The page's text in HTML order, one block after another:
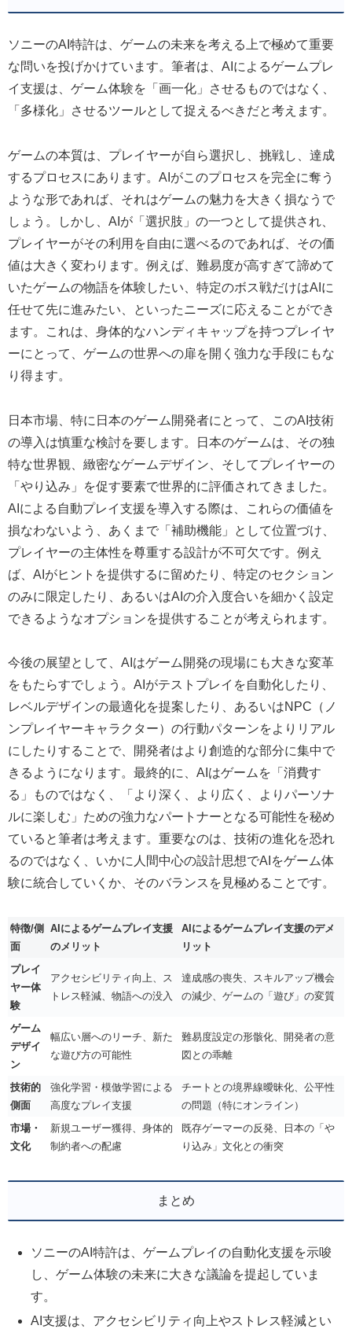
ソニーのAI特許は、ゲームの未来を考える上で極めて重要
な問いを投げかけています。筆者は、AIによるゲームプレ
イ支援は、ゲーム体験を「画一化」させるものではなく、
「多様化」させるツールとして捉えるべきだと考えます。
ゲームの本質は、プレイヤーが自ら選択し、挑戦し、達成
するプロセスにあります。AIがこのプロセスを完全に奪う
ような形であれば、それはゲームの魅力を大きく損なうで
しょう。しかし、AIが「選択肢」の一つとして提供され、
プレイヤーがその利用を自由に選べるのであれば、その価
値は大きく変わります。例えば、難易度が高すぎて諦めて
いたゲームの物語を体験したい、特定のボス戦だけはAIに
任せて先に進みたい、といったニーズに応えることができ
ます。これは、身体的なハンディキャップを持つプレイヤ
ーにとって、ゲームの世界への扉を開く強力な手段にもな
り得ます。
日本市場、特に日本のゲーム開発者にとって、このAI技術
の導入は慎重な検討を要します。日本のゲームは、その独
特な世界観、緻密なゲームデザイン、そしてプレイヤーの
「やり込み」を促す要素で世界的に評価されてきました。
AIによる自動プレイ支援を導入する際は、これらの価値を
損なわないよう、あくまで「補助機能」として位置づけ、
プレイヤーの主体性を尊重する設計が不可欠です。例え
ば、AIがヒントを提供するに留めたり、特定のセクション
のみに限定したり、あるいはAIの介入度合いを細かく設定
できるようなオプションを提供することが考えられます。
今後の展望として、AIはゲーム開発の現場にも大きな変革
をもたらすでしょう。AIがテストプレイを自動化したり、
レベルデザインの最適化を提案したり、あるいはNPC（ノ
ンプレイヤーキャラクター）の行動パターンをよりリアル
にしたりすることで、開発者はより創造的な部分に集中で
きるようになります。最終的に、AIはゲームを「消費す
る」ものではなく、「より深く、より広く、よりパーソナ
ルに楽しむ」ための強力なパートナーとなる可能性を秘め
ていると筆者は考えます。重要なのは、技術の進化を恐れ
るのではなく、いかに人間中心の設計思想でAIをゲーム体
験に統合していくか、そのバランスを見極めることです。
特徴/側
面
AIによるゲームプレイ支援
のメリット
AIによるゲームプレイ支援のデメ
リット
プレイ
ヤー体
験
アクセシビリティ向上、ス
トレス軽減、物語への没入
達成感の喪失、スキルアップ機会
の減少、ゲームの「遊び」の変質
ゲーム
デザイ
ン
幅広い層へのリーチ、新た
な遊び方の可能性
難易度設定の形骸化、開発者の意
図との乖離
技術的
側面
強化学習・模倣学習による
高度なプレイ支援
チートとの境界線曖昧化、公平性
の問題（特にオンライン）
市場・
文化
新規ユーザー獲得、身体的
制約者への配慮
既存ゲーマーの反発、日本の「や
り込み」文化との衝突
まとめ
ソニーのAI特許は、ゲームプレイの自動化支援を示唆
し、ゲーム体験の未来に大きな議論を提起していま
す。
AI支援は、アクセシビリティ向上やストレス軽減とい